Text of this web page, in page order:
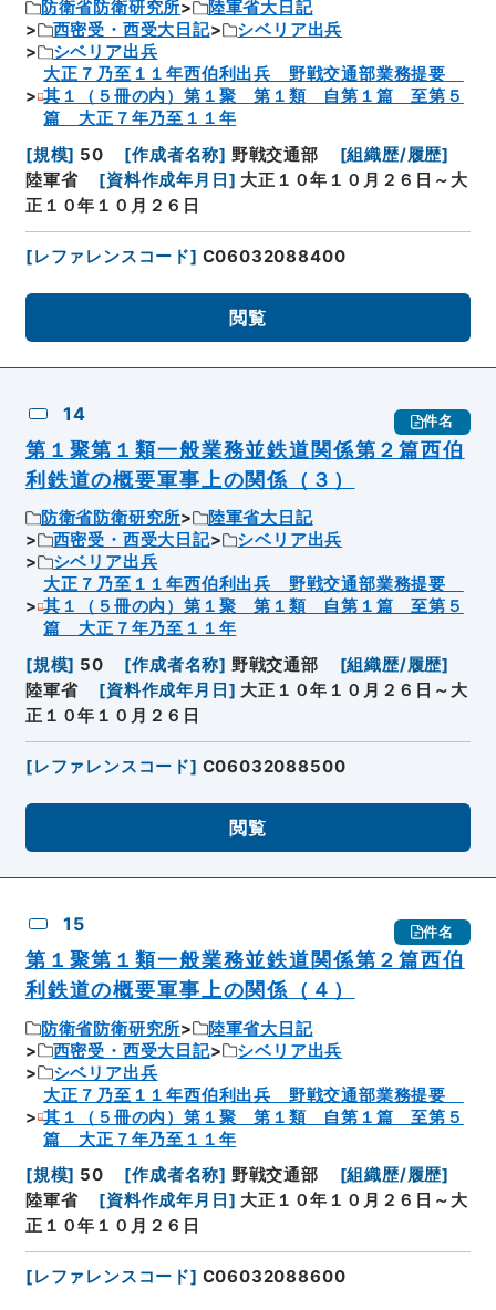
防衛省防衛研究所
陸軍省大日記
西密受・西受大日記
シベリア出兵
シベリア出兵
大正７乃至１１年西伯利出兵 野戦交通部業務提要
其１（５冊の内）第１聚 第１類 自第１篇 至第５
篇 大正７年乃至１１年
[規模] 50 [作成者名称] 野戦交通部 [組織歴/履歴]
陸軍省
[資料作成年月日 ] 大正１０年１０月２６日～大
正１０年１０月２６日
[レファレンスコード] C06032088400
閲覧
14 件名
第１聚第１類一般業務並鉄道関係第２篇西伯
利鉄道の概要軍事上の関係（３）
防衛省防衛研究所
陸軍省大日記
西密受・西受大日記
シベリア出兵
シベリア出兵
大正７乃至１１年西伯利出兵 野戦交通部業務提要
其１（５冊の内）第１聚 第１類 自第１篇 至第５
篇 大正７年乃至１１年
[規模] 50 [作成者名称] 野戦交通部 [組織歴/履歴]
陸軍省
[資料作成年月日 ] 大正１０年１０月２６日～大
正１０年１０月２６日
[レファレンスコード] C06032088500
閲覧
15 件名
第１聚第１類一般業務並鉄道関係第２篇西伯
利鉄道の概要軍事上の関係（４）
防衛省防衛研究所
陸軍省大日記
西密受・西受大日記
シベリア出兵
シベリア出兵
大正７乃至１１年西伯利出兵 野戦交通部業務提要
其１（５冊の内）第１聚 第１類 自第１篇 至第５
篇 大正７年乃至１１年
[規模] 50 [作成者名称] 野戦交通部 [組織歴/履歴]
陸軍省
[資料作成年月日 ] 大正１０年１０月２６日～大
正１０年１０月２６日
[レファレンスコード] C06032088600